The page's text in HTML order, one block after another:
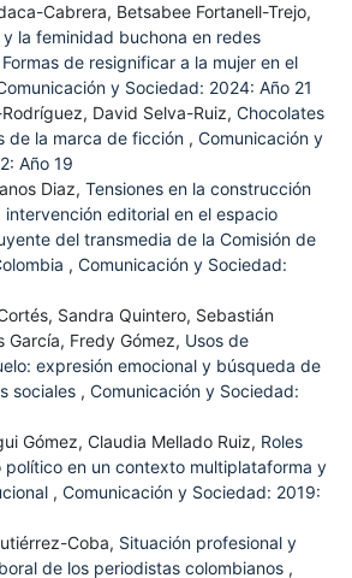
Cabrera, Betsabee Fortanell-Trejo,
y la feminidad buchona en redes
de resignificar a la mujer en el
y Sociedad: 2024: Año 21
David Selva-Ruiz, Chocolates
de la marca de ficción , Comunicación y
Año 19
Diaz, Tensiones en la construcción
intervención editorial en el espacio
del transmedia de la Comisión de
, Comunicación y Sociedad:
Sandra Quintero, Sebastián
García, Fredy Gómez, Usos de
expresión emocional y búsqueda de
sociales , Comunicación y Sociedad:
Gómez, Claudia Mellado Ruiz, Roles
político en un contexto multiplataforma y
, Comunicación y Sociedad: 2019:
Coba, Situación profesional y
de los periodistas colombianos ,